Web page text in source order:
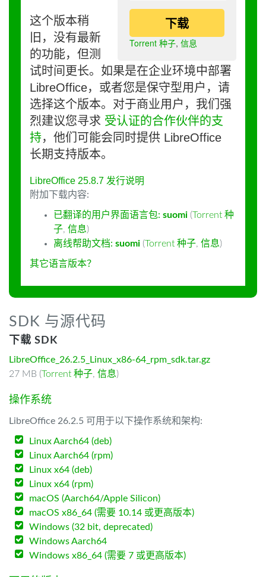
下载
Torrent 种子, 信息
这个版本稍
旧，没有最新
的功能，但测
试时间更长。如果是在企业环境中部署
LibreOffice，或者您是保守型用户，请
选择这个版本。对于商业用户，我们强
烈建议您寻求 受认证的合作伙伴的支
持，他们可能会同时提供 LibreOffice
长期支持版本。
LibreOffice 25.8.7 发行说明
附加下载内容:
已翻译的用户界面语言包: suomi (Torrent 种
子, 信息)
离线帮助文档: suomi (Torrent 种子, 信息)
其它语言版本？
SDK 与源代码
下载 SDK
LibreOffice_26.2.5_Linux_x86-64_rpm_sdk.tar.gz
27 MB (Torrent 种子, 信息)
操作系统
LibreOffice 26.2.5 可用于以下操作系统和架构:
Linux Aarch64 (deb)
Linux Aarch64 (rpm)
Linux x64 (deb)
Linux x64 (rpm)
macOS (Aarch64/Apple Silicon)
macOS x86_64 (需要 10.14 或更高版本)
Windows (32 bit, deprecated)
Windows Aarch64
Windows x86_64 (需要 7 或更高版本)